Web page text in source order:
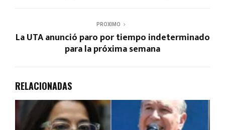
PROXIMO
La UTA anunció paro por tiempo indeterminado
para la próxima semana
RELACIONADAS